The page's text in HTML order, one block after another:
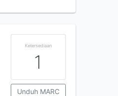
Ketersediaan
1
Unduh MARC